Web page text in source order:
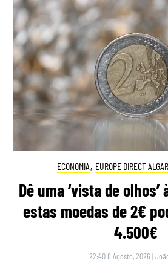
ECONOMIA, EUROPE DIRECT
Dê uma ‘vista de
estas moedas de 2€
4.500€
22:40 8 Agosto, 2026 |